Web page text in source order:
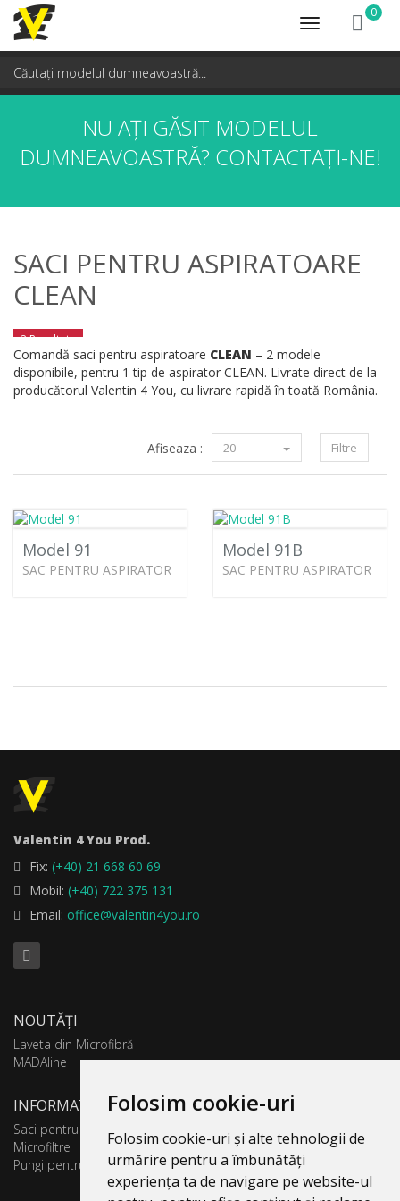
Folosim cookie-uri
Folosim cookie-uri și alte tehnologii de
urmărire pentru a îmbunătăți
experiența ta de navigare pe website-ul
Toggle
navigation
0
NU AȚI GĂSIT MODELUL
DUMNEAVOASTRĂ? CONTACTAȚI-NE!
SACI PENTRU ASPIRATOARE
CLEAN
2 Rezultate
Comandă saci pentru aspiratoare CLEAN – 2 modele
disponibile, pentru 1 tip de aspirator CLEAN. Livrate direct de la
producătorul Valentin 4 You, cu livrare rapidă în toată România.
Filtre
Afiseaza : 20
Model 91
SAC PENTRU ASPIRATOR
Model 91B
SAC PENTRU ASPIRATOR
Valentin 4 You Prod.
Fix: (+40) 21 668 60 69
Mobil: (+40) 722 375 131
Email: office@valentin4you.ro
NOUTĂȚI
Laveta din Microfibră
MADAline
INFORMATII PRODUSE
Saci pentru aspirator
Microfiltre
Pungi pentru colectare praf